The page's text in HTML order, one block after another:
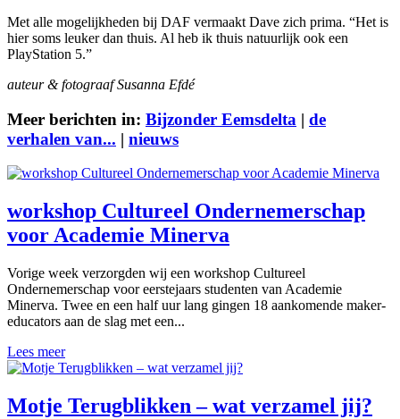
Met alle mogelijkheden bij DAF vermaakt Dave zich prima. “Het is
hier soms leuker dan thuis. Al heb ik thuis natuurlijk ook een
PlayStation 5.”
auteur & fotograaf Susanna Efdé
Meer berichten in: Bijzonder Eemsdelta | de
verhalen van... | nieuws
workshop Cultureel Ondernemerschap
voor Academie Minerva
Vorige week verzorgden wij een workshop Cultureel
Ondernemerschap voor eerstejaars studenten van Academie
Minerva. Twee en een half uur lang gingen 18 aankomende maker-
educators aan de slag met een...
Lees meer
Motje Terugblikken – wat verzamel jij?